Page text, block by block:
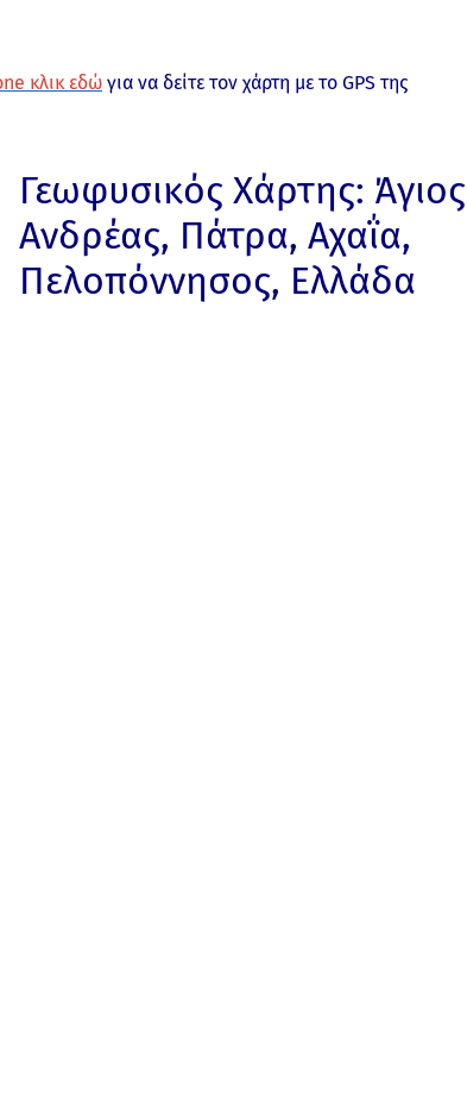
κλικ εδώ για να δείτε τον χάρτη με το GPS της
Γεωφυσικός Χάρτης: Άγιος
Ανδρέας, Πάτρα, Αχαΐα,
Πελοπόννησος, Ελλάδα